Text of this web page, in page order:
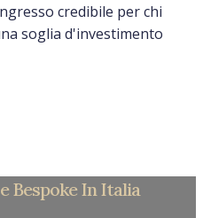
credibile per chi
soglia d'investimento
Bespoke In Italia